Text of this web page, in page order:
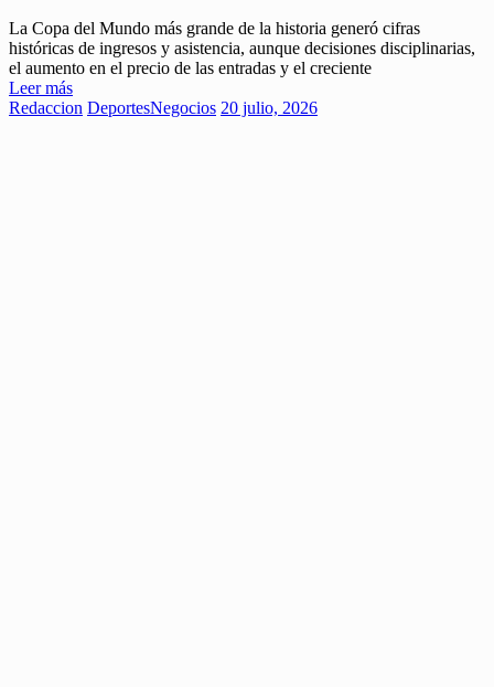
La Copa del Mundo más grande de la historia generó cifras
históricas de ingresos y asistencia, aunque decisiones disciplinarias,
el aumento en el precio de las entradas y el creciente
Leer más
Redaccion DeportesNegocios 20 julio, 2026